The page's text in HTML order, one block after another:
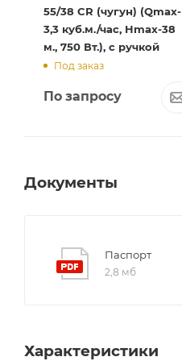
55/38 CR (чугун) (Qmax-
3,3 куб.м./час, Hmax-38
м., 750 Вт.), с ручкой
Под заказ
По запросу
Документы
Паспорт
2,8 мб
Характеристики